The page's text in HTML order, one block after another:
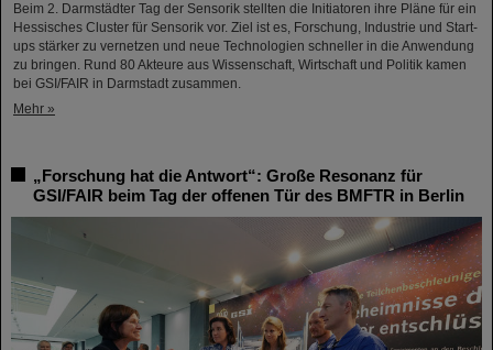
Beim 2. Darmstädter Tag der Sensorik stellten die Initiatoren ihre Pläne für ein
Hessisches Cluster für Sensorik vor. Ziel ist es, Forschung, Industrie und Start-
ups stärker zu vernetzen und neue Technologien schneller in die Anwendung
zu bringen. Rund 80 Akteure aus Wissenschaft, Wirtschaft und Politik kamen
bei GSI/FAIR in Darmstadt zusammen.
Mehr »
„Forschung hat die Antwort“: Große Resonanz für
GSI/FAIR beim Tag der offenen Tür des BMFTR in Berlin